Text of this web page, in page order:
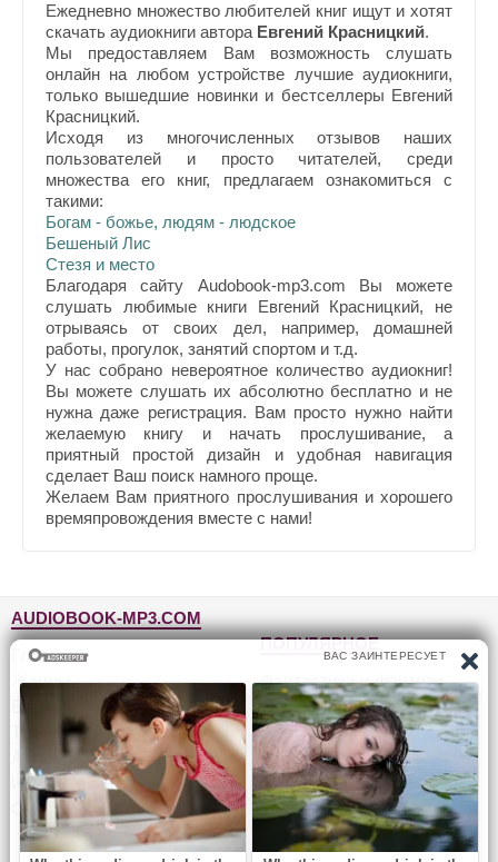
Ежедневно множество любителей книг ищут и хотят
скачать аудиокниги автора Евгений Красницкий.
Мы предоставляем Вам возможность слушать
онлайн на любом устройстве лучшие аудиокниги,
только вышедшие новинки и бестселлеры Евгений
Красницкий.
Исходя из многочисленных отзывов наших
пользователей и просто читателей, среди
множества его книг, предлагаем ознакомиться с
такими:
Богам - божье, людям - людское
Бешеный Лис
Стезя и место
Благодаря сайту Audobook-mp3.com Вы можете
слушать любимые книги Евгений Красницкий, не
отрываясь от своих дел, например, домашней
работы, прогулок, занятий спортом и т.д.
У нас собрано невероятное количество аудиокниг!
Вы можете слушать их абсолютно бесплатно и не
нужна даже регистрация. Вам просто нужно найти
желаемую книгу и начать прослушивание, а
приятный простой дизайн и удобная навигация
сделает Ваш поиск намного проще.
Желаем Вам приятного прослушивания и хорошего
времяпровождения вместе с нами!
AUDIOBOOK-MP3.COM
Главная
Жанры
Блог
Топ-100
Авторы
Исполнители
Обратная связь
ПОПУЛЯРНОЕ
Фантастика и фэнтези
Детективы, триллеры
Для детей
Роман, проза
Приключения
Юмор, сатира